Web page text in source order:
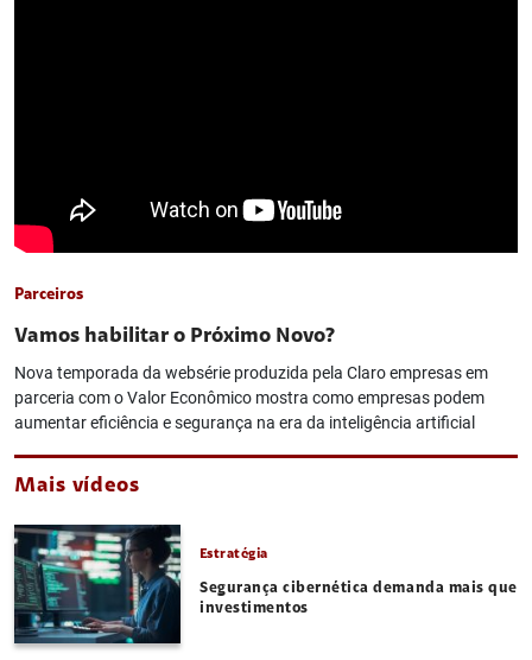
Parceiros
Vamos habilitar o Próximo Novo?
Nova temporada da websérie produzida pela Claro empresas em
parceria com o Valor Econômico mostra como empresas podem
aumentar eficiência e segurança na era da inteligência artificial
Mais vídeos
Estratégia
Segurança cibernética demanda mais que
investimentos